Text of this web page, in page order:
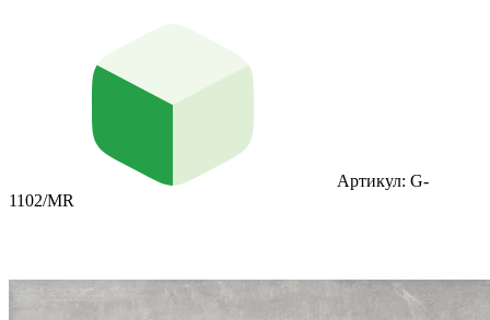
Артикул: G-
1102/MR